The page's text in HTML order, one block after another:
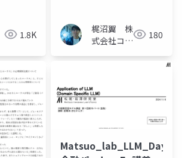
1.8K
勉強会キックオフ
梶沼翼 株
式会社コク
180
Matsuo_lab_LLM_Day11